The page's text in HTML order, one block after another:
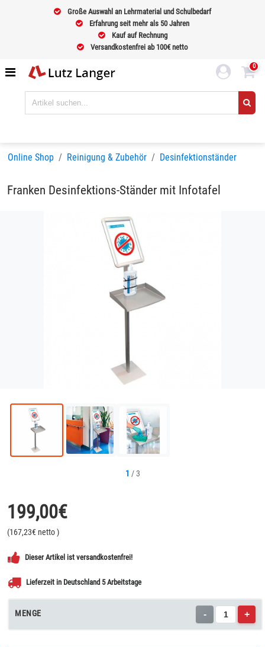
Große Auswahl an Lehrmaterial und Schulbedarf
Erfahrung seit mehr als 50 Jahren
Kauf auf Rechnung
Versandkostenfrei ab 100€ netto
0
Online Shop Reinigung & Zubehör Desinfektionständer
Franken Desinfektions-Ständer mit Infotafel
1 /3
199,00€
(167,23€ netto)
Dieser Artikel ist versandkostenfrei!
Lieferzeit in Deutschland 5 Arbeitstage
MENGE - +